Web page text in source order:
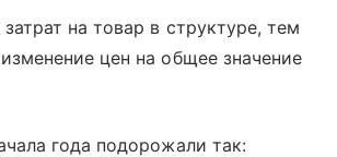
на товар в структуре, тем
цен на общее значение
года подорожали так: